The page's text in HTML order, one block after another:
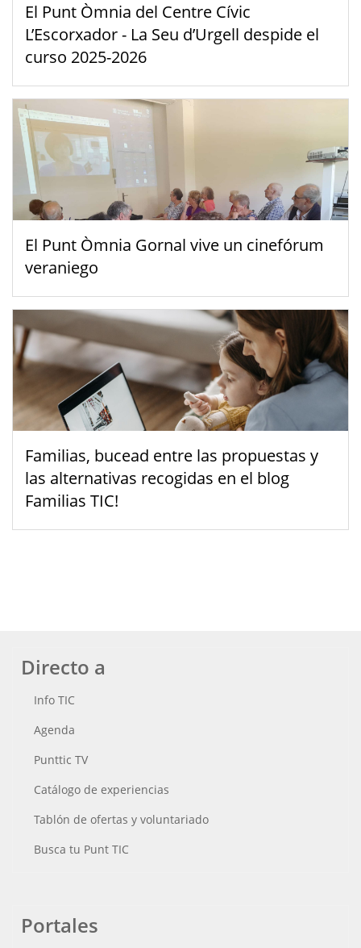
El Punt Òmnia del Centre Cívic
L’Escorxador - La Seu d’Urgell despide el
curso 2025-2026
El Punt Òmnia Gornal vive un cinefórum
veraniego
Familias, bucead entre las propuestas y
las alternativas recogidas en el blog
Familias TIC!
Directo a
Info TIC
Agenda
Punttic TV
Catálogo de experiencias
Tablón de ofertas y voluntariado
Busca tu Punt TIC
Portales